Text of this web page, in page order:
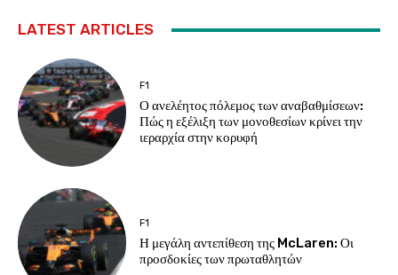
LATEST ARTICLES
F1
Ο ανελέητος πόλεμος των αναβαθμίσεων:
Πώς η εξέλιξη των μονοθεσίων κρίνει την
ιεραρχία στην κορυφή
F1
Η μεγάλη αντεπίθεση της McLaren: Οι
προσδοκίες των πρωταθλητών